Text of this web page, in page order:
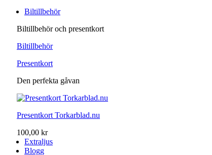
Biltillbehör
Biltillbehör och presentkort
Biltillbehör
Presentkort
Den perfekta gåvan
Presentkort Torkarblad.nu
100,00 kr
Extraljus
Blogg